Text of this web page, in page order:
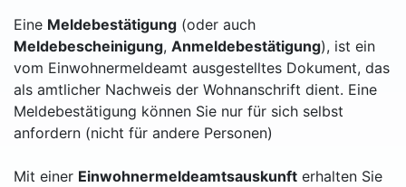
Eine Meldebestätigung (oder auch
Meldebescheinigung, Anmeldebestätigung), ist ein
vom Einwohnermeldeamt ausgestelltes Dokument, das
als amtlicher Nachweis der Wohnanschrift dient. Eine
Meldebestätigung können Sie nur für sich selbst
anfordern (nicht für andere Personen)
Mit einer Einwohnermeldeamtsauskunft erhalten Sie